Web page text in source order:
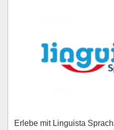
Erlebe mit Linguista